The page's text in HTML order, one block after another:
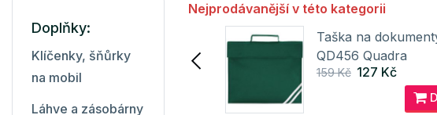
Nejprodávanější v této kategorii
Plstěné pouzdro na A4
HF9997 Halfar
273 Kč
Taška na
QD456 Quadra
159 Kč 127 Kč
Doplňky:
Klíčenky, šňůrky
na mobil
Láhve a zásobárny